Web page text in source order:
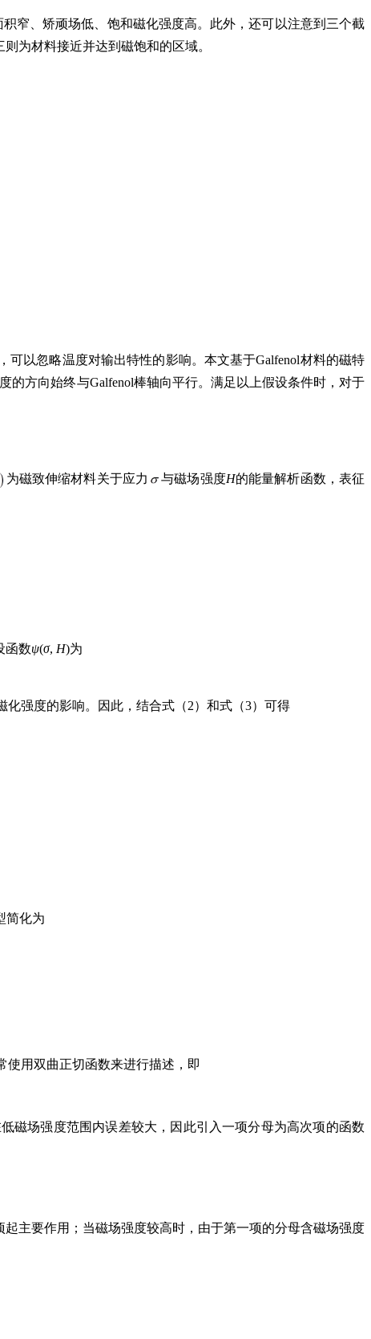
窄、矫顽场低、饱和磁化强度高。此外，还可以注意到三个截
为材料接近并达到磁饱和的区域。
可以忽略温度对输出特性的影响。本文基于Galfenol材料的磁特
的方向始终与Galfenol棒轴向平行。满足以上假设条件时，对于
为磁致伸缩材料关于应力 与磁场强度H的能量解析函数，表征
函数ψ(σ, H)为
强度的影响。因此，结合式（2）和式（3）可得
简化为
使用双曲正切函数来进行描述，即
磁场强度范围内误差较大，因此引入一项分母为高次项的函数
主要作用；当磁场强度较高时，由于第一项的分母含磁场强度